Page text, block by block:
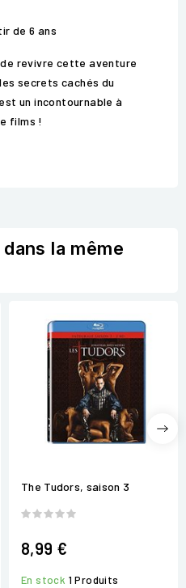
de 6 ans
revivre cette aventure
secrets cachés du
un incontournable à
films !
la même
The Tudors, saison 3
8,99 €
En stock 1 Produits